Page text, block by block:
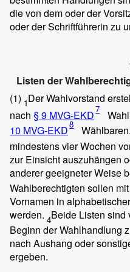
die von dem oder der
oder der Schriftführerin zu
Listen der
(1) 1Der Wahlvorstand
nach § 9 MVG-EKD7
10 MVG-EKD8 Wählbaren.
mindestens vier Wochen
zur Einsicht auszuhängen
anderer geeigneter Weise
Wahlberechtigten sollen
Vornamen in
werden. 4Beide Listen sind
Beginn der Wahlhandlung
nach Aushang oder
ergeben.